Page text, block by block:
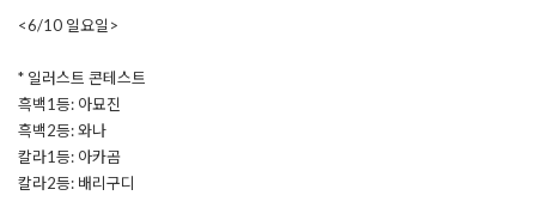
<6/10 일요일>
* 일러스트 콘테스트
흑백1등: 아묘진
흑백2등: 와나
칼라1등: 아카곰
칼라2등: 배리구디